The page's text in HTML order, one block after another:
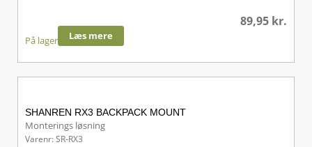
89,95 kr.
På lager Læs mere
SHANREN RX3 BACKPACK MOUNT
Monterings løsning
Varenr: SR-RX3